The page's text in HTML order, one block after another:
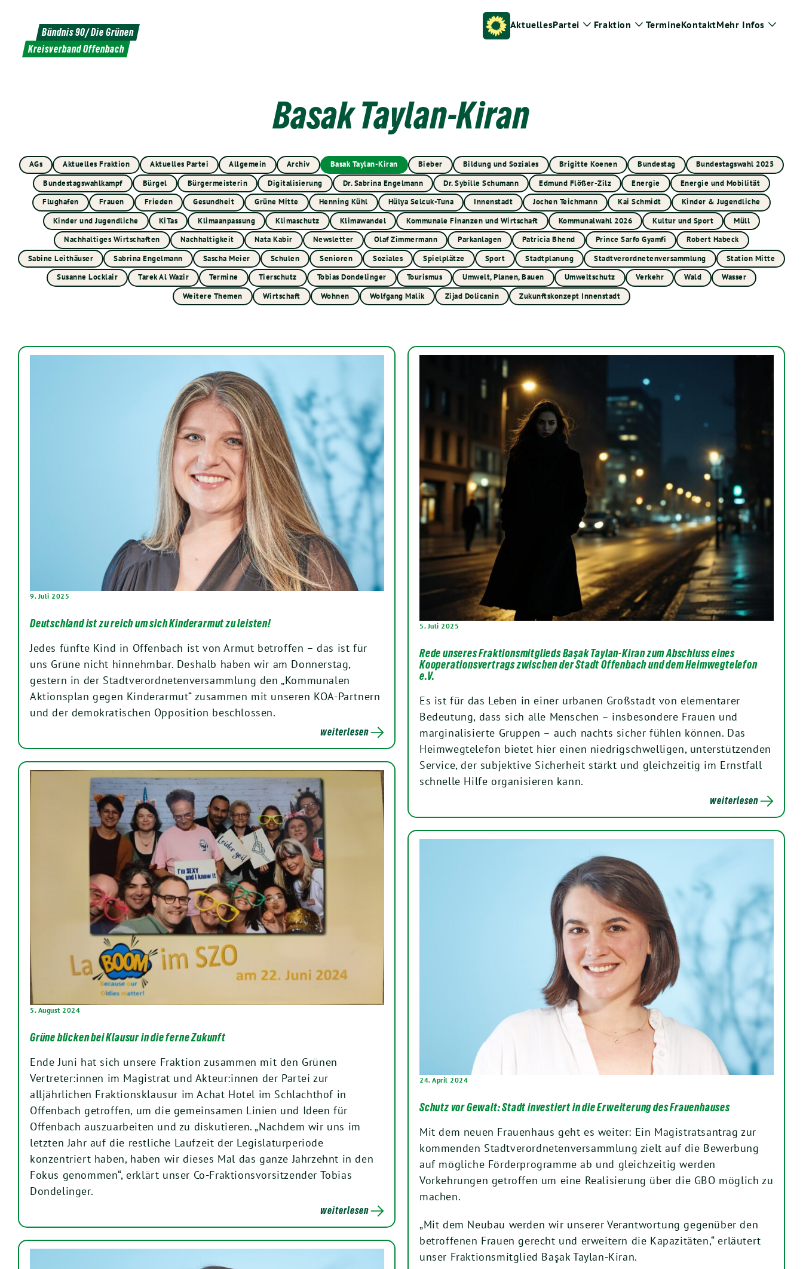
Inhalt
Bündnis 90/ Die Grünen
Kreisverband Offenbach
AktuellesPartei Zeige
Fraktion
Zeige
TermineKontaktMehr Infos Zeige
Basak Taylan-Kiran
AGs Aktuelles Fraktion Aktuelles Partei Allgemein Archiv Basak Taylan-Kiran Bieber Bildung und Soziales Brigitte Koenen Bundestag
Bundestagswahl 2025
Bundestagswahlkampf
Bürgel Bürgermeisterin Digitalisierung Dr. Sabrina Engelmann Dr. Sybille Schumann Edmund Flößer-Zilz Energie
Energie und Mobilität
Flughafen
Frauen Frieden Gesundheit Grüne Mitte Henning Kühl Hülya Selcuk-Tuna Innenstadt Jochen Teichmann Kai Schmidt
Kinder & Jugendliche
Kinder und Jugendliche
KiTas Klimaanpassung Klimaschutz Klimawandel Kommunale Finanzen und Wirtschaft Kommunalwahl 2026 Kultur und Sport
Müll
Nachhaltiges Wirtschaften
Nachhaltigkeit Nata Kabir Newsletter Olaf Zimmermann Parkanlagen Patricia Bhend Prince Sarfo Gyamfi
Robert Habeck
Sabine Leithäuser
Sabrina Engelmann Sascha Meier Schulen Senioren Soziales Spielplätze Sport Stadtplanung Stadtverordnetenversammlung
Station Mitte
Susanne Locklair
Tarek Al Wazir Termine Tierschutz Tobias Dondelinger Tourismus Umwelt, Planen, Bauen Umweltschutz Verkehr Wald
Wasser
Weitere Themen
Wirtschaft Wohnen Wolfgang Malik Zijad Dolicanin Zukunftskonzept Innenstadt
9. Juli 2025
Deutschland ist zu reich um sich Kinderarmut zu leisten!
Jedes fünfte Kind in Offenbach ist von Armut betroffen – das ist für
uns Grüne nicht hinnehmbar. Deshalb haben wir am Donnerstag,
gestern in der Stadtverordnetenversammlung den „Kommunalen
Aktionsplan gegen Kinderarmut“ zusammen mit unseren KOA-Partnern
und der demokratischen Opposition beschlossen.
weiterlesen
5. Juli 2025
Rede unseres Fraktionsmitglieds Başak Taylan-Kiran zum Abschluss eines
Kooperationsvertrags zwischen der Stadt Offenbach und dem Heimwegtelefon
e.V.
Es ist für das Leben in einer urbanen Großstadt von elementarer
Bedeutung, dass sich alle Menschen – insbesondere Frauen und
marginalisierte Gruppen – auch nachts sicher fühlen können. Das
Heimwegtelefon bietet hier einen niedrigschwelligen, unterstützenden
Service, der subjektive Sicherheit stärkt und gleichzeitig im Ernstfall
schnelle Hilfe organisieren kann.
weiterlesen
5. August 2024
Grüne blicken bei Klausur in die ferne Zukunft
Ende Juni hat sich unsere Fraktion zusammen mit den Grünen
Vertreter:innen im Magistrat und Akteur:innen der Partei zur
alljährlichen Fraktionsklausur im Achat Hotel im Schlachthof in
Offenbach getroffen, um die gemeinsamen Linien und Ideen für
Offenbach auszuarbeiten und zu diskutieren. „Nachdem wir uns im
letzten Jahr auf die restliche Laufzeit der Legislaturperiode
konzentriert haben, haben wir dieses Mal das ganze Jahrzehnt in den
Fokus genommen“, erklärt unser Co-Fraktionsvorsitzender Tobias
Dondelinger.
weiterlesen
24. April 2024
Schutz vor Gewalt: Stadt investiert in die Erweiterung des Frauenhauses
Mit dem neuen Frauenhaus geht es weiter: Ein Magistratsantrag zur
kommenden Stadtverordnetenversammlung zielt auf die Bewerbung
auf mögliche Förderprogramme ab und gleichzeitig werden
Vorkehrungen getroffen um eine Realisierung über die GBO möglich zu
machen.
„Mit dem Neubau werden wir unserer Verantwortung gegenüber den
betroffenen Frauen gerecht und erweitern die Kapazitäten,“ erläutert
unser Fraktionsmitglied Başak Taylan-Kiran.